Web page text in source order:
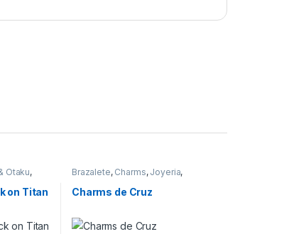
Otaku,
on Titan
Brazalete, Charms, Joyeria,
Vestimenta & Moda
Charms de Cruz